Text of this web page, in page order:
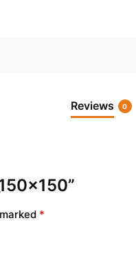
Reviews 0
*